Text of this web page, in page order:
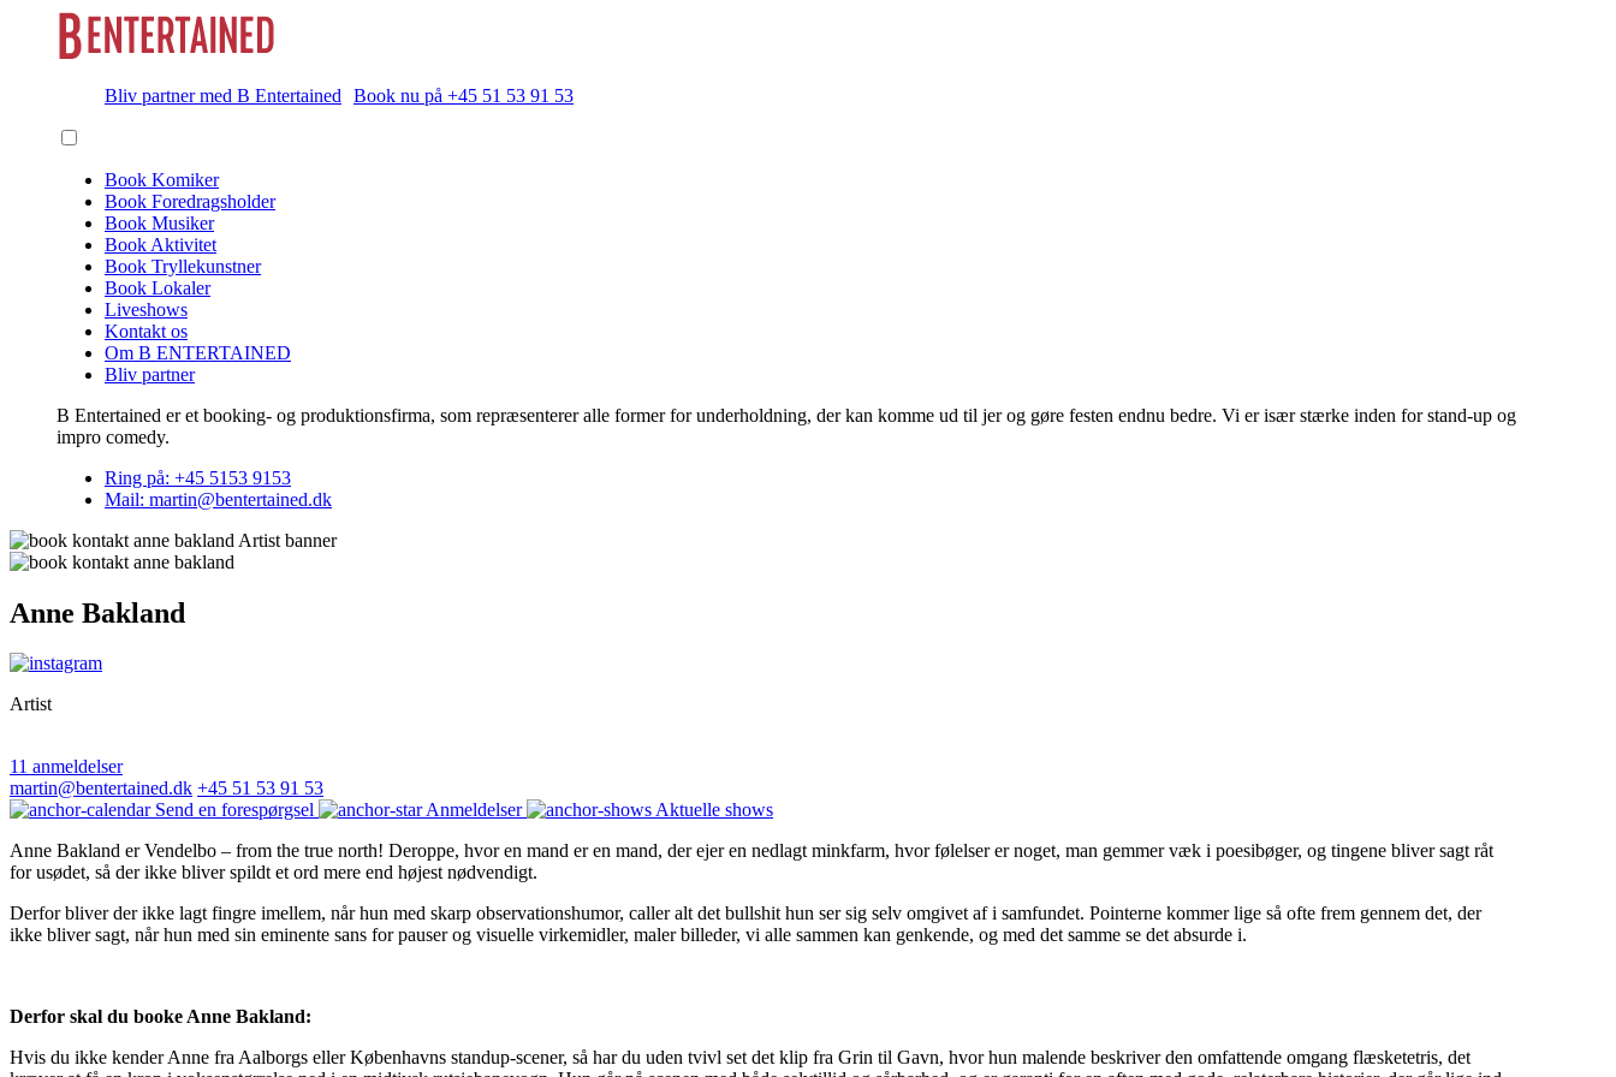
Bliv partner med B Entertained Book nu på +45 51 53 91 53
Book Komiker
Book Foredragsholder
Book Musiker
Book Aktivitet
Book Tryllekunstner
Book Lokaler
Liveshows
Kontakt os
Om B ENTERTAINED
Bliv partner
B Entertained er et booking- og produktionsfirma, som repræsenterer alle former for underholdning, der kan komme ud til jer og gøre festen endnu bedre. Vi er især stærke inden for stand-up og
impro comedy.
Ring på: +45 5153 9153
Mail: martin@bentertained.dk
Anne Bakland
Artist
11 anmeldelser
martin@bentertained.dk +45 51 53 91 53
Send en forespørgsel
Anmeldelser
Aktuelle shows
Anne Bakland er Vendelbo – from the true north! Deroppe, hvor en mand er en mand, der ejer en nedlagt minkfarm, hvor følelser er noget, man gemmer væk i poesibøger, og tingene bliver sagt råt
for usødet, så der ikke bliver spildt et ord mere end højest nødvendigt.
Derfor bliver der ikke lagt fingre imellem, når hun med skarp observationshumor, caller alt det bullshit hun ser sig selv omgivet af i samfundet. Pointerne kommer lige så ofte frem gennem det, der
ikke bliver sagt, når hun med sin eminente sans for pauser og visuelle virkemidler, maler billeder, vi alle sammen kan genkende, og med det samme se det absurde i.
Derfor skal du booke Anne Bakland:
Hvis du ikke kender Anne fra Aalborgs eller Københavns standup-scener, så har du uden tvivl set det klip fra Grin til Gavn, hvor hun malende beskriver den omfattende omgang flæsketetris, det